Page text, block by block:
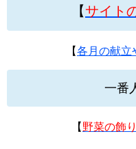
【サイト
【各月の献立
一番
【 野菜の飾